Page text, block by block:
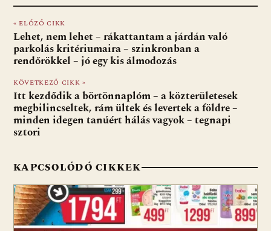
e
b
o
o
k
er at
s
A
p
p
d
di
t
ai
l
t za
m
e
« ELŐZŐ CIKK
Lehet, nem lehet – rákattantam a járdán való
parkolás kritériumaira – szinkronban a
rendőrökkel – jó egy kis álmodozás
KÖVETKEZŐ CIKK »
Itt kezdődik a börtönnaplóm – a közterületesek
megbilincseltek, rám ültek és levertek a földre –
minden idegen tanúért hálás vagyok – tegnapi
sztori
KAPCSOLÓDÓ CIKKEK